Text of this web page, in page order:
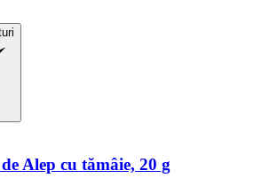
Alep cu tămâie, 20 g